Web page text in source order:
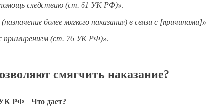
помощь следствию (ст. 61 УК РФ)».
более мягкого наказания) в связи с [причинами]»
примирением (ст. 76 УК РФ)».
смягчить наказание?
УК РФ Что дает?